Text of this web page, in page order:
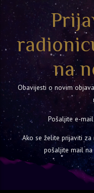
na
Obavijesti o novim
Pošaljite e-
Ako se želite prijaviti za
pošaljite mail